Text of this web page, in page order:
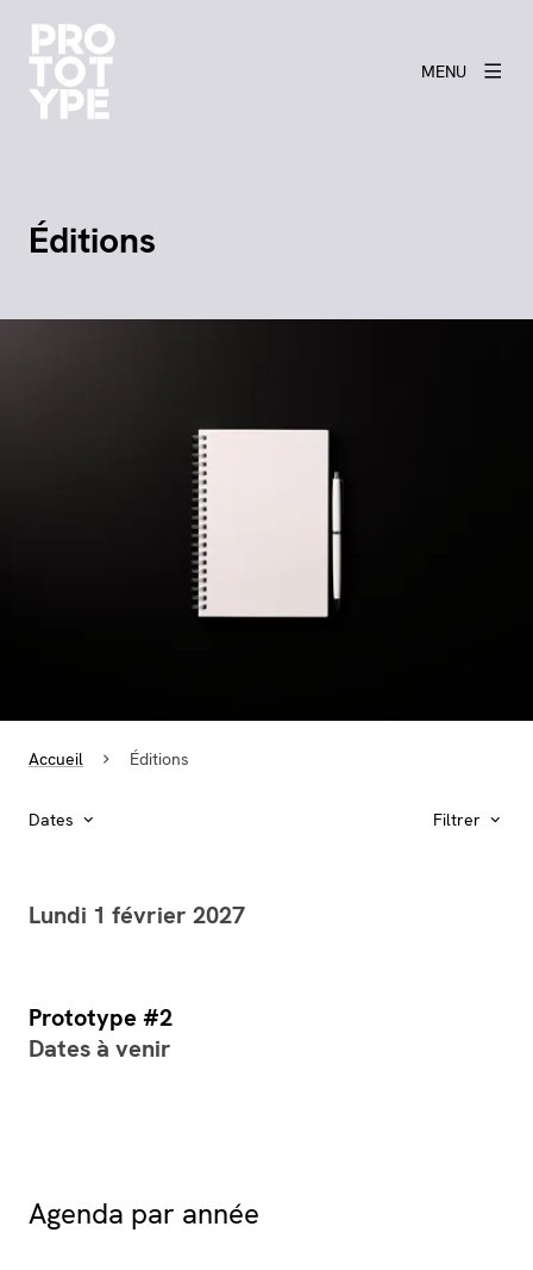
MENU
Éditions
Accueil Éditions
Dates Filtrer
Lundi 1 février 2027
Prototype #2
Dates à venir
Agenda par année